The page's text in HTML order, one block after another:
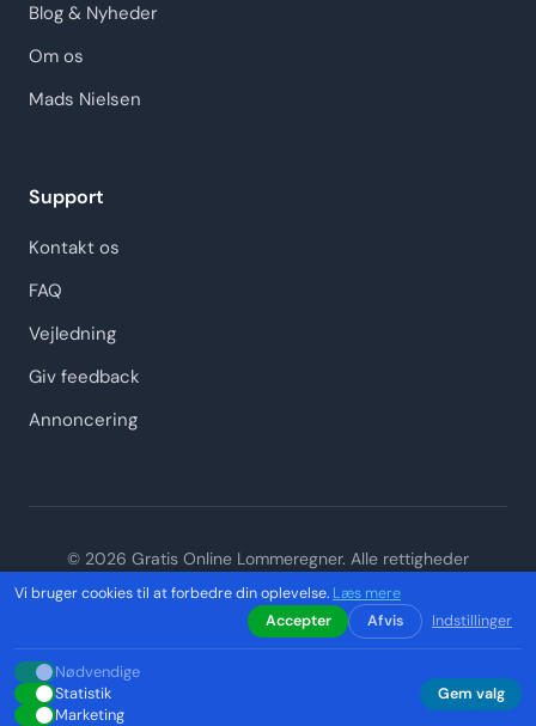
Blog & Nyheder
Om os
Mads Nielsen
Support
Kontakt os
FAQ
Vejledning
Giv feedback
Annoncering
© 2026 Gratis Online Lommeregner. Alle rettigheder
forbeholdes. Lommeregner online - din gratis brøk
lommeregner.
Vi bruger cookies til at forbedre din oplevelse. Læs mere
Accepter
Afvis Indstillinger
Nødvendige
Statistik
Marketing
Gem valg